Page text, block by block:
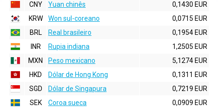
CNY
Yuan chinês
0,1430 EUR
KRW
Won sul-coreano
0,0715 EUR
BRL
Real brasileiro
0,1954 EUR
INR
Rupia indiana
1,2505 EUR
MXN
Peso mexicano
5,1274 EUR
HKD
Dólar de Hong Kong
0,1311 EUR
SGD
Dólar de Singapura
0,7219 EUR
SEK
Coroa sueca
0,0909 EUR